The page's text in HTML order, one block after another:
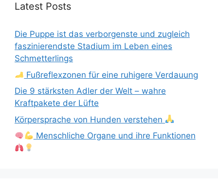
Latest Posts
Die Puppe ist das verborgenste und zugleich
faszinierendste Stadium im Leben eines
Schmetterlings
Fußreflexzonen für eine ruhigere Verdauung
Die 9 stärksten Adler der Welt – wahre
Kraftpakete der Lüfte
Körpersprache von Hunden verstehen
Menschliche Organe und ihre Funktionen